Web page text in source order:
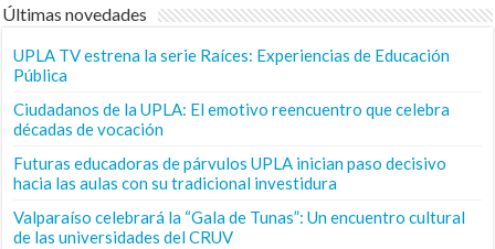
Últimas novedades
UPLA TV estrena la serie Raíces: Experiencias de Educación
Pública
Ciudadanos de la UPLA: El emotivo reencuentro que celebra
décadas de vocación
Futuras educadoras de párvulos UPLA inician paso decisivo
hacia las aulas con su tradicional investidura
Valparaíso celebrará la “Gala de Tunas”: Un encuentro cultural
de las universidades del CRUV